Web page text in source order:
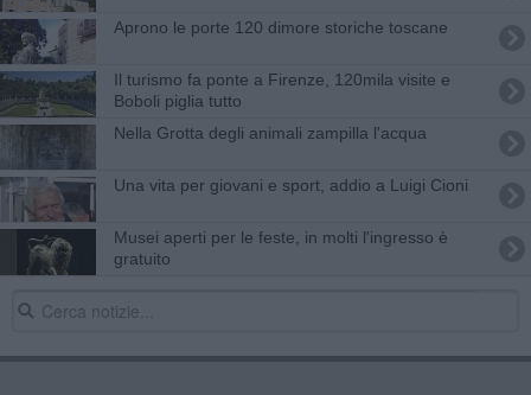
Aprono le porte 120 dimore storiche toscane
Il turismo fa ponte a Firenze, 120mila visite e
Boboli piglia tutto
Nella Grotta degli animali zampilla l'acqua
Una vita per giovani e sport, addio a Luigi Cioni
Musei aperti per le feste, in molti l'ingresso è
gratuito